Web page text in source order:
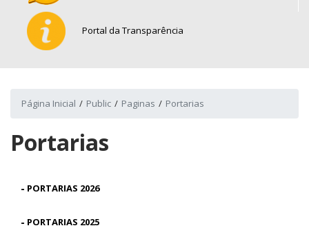
Portal da Transparência
Página Inicial Public Paginas Portarias
Portarias
- PORTARIAS 2026
- PORTARIAS 2025